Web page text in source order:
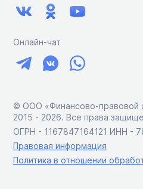
Онлайн-чат
© ООО «Финансово-правовой
2015 ‑ 2026. Все права
ОГРН - 1167847164121 ИНН -
Правовая информация
Политика в отношении